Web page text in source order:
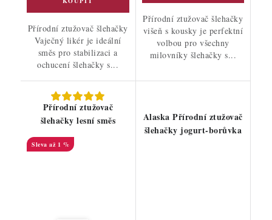
Přírodní ztužovač šlehačky
Vaječný likér je ideální
směs pro stabilizaci a
ochucení šlehačky s...
Přírodní ztužovač šlehačky
višeň s kousky je perfektní
volbou pro všechny
milovníky šlehačky s...
Přírodní ztužovač
šlehačky lesní směs
až 1 %
Alaska Přírodní ztužovač
šlehačky jogurt-borůvka